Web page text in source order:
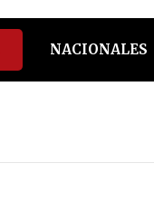
NACIONALES